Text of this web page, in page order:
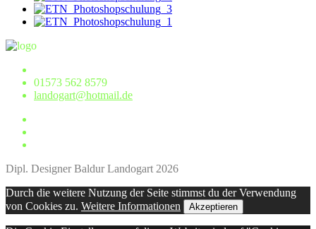
01573 562 8579
landogart@hotmail.de
Dipl. Designer Baldur Landogart 2026
Durch die weitere Nutzung der Seite stimmst du der Verwendung
von Cookies zu. Weitere Informationen Akzeptieren